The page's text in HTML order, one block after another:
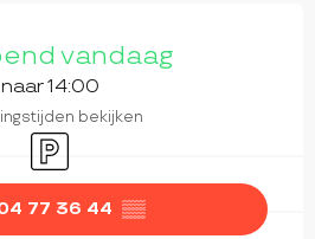
vandaag
naar 14:00
bekijken
Parkeerplaats
77 36 44 ▒▒